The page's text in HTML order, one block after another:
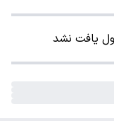
یافت نشد